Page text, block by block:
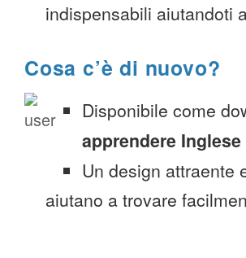
indispensabili aiutandoti
Cosa c’è di nuovo?
Disponibile come
apprendere
Un design attraente
aiutano a trovare